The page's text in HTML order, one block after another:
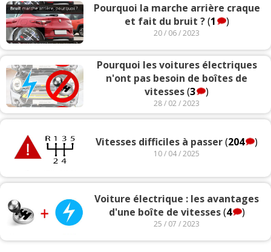
Pourquoi la marche arrière craque
et fait du bruit ?(1 )
20 / 06 / 2023
Pourquoi les voitures électriques
n'ont pas besoin de boîtes de
vitesses(3 )
28 / 02 / 2023
Vitesses difficiles à passer(204 )
10 / 04 / 2025
Voiture électrique : les avantages
d'une boîte de vitesses(4 )
25 / 07 / 2023